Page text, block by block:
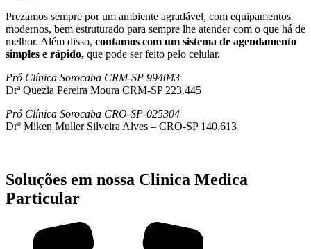
Prezamos sempre por um ambiente agradável, com equipamentos
modernos, bem estruturado para sempre lhe atender com o que há de
melhor. Além disso, contamos com um sistema de agendamento
simples e rápido, que pode ser feito pelo celular.
Pró Clínica Sorocaba CRM-SP 994043
Drª Quezia Pereira Moura CRM-SP 223.445
Pró Clínica Sorocaba CRO-SP-025304
Drº Miken Muller Silveira Alves – CRO-SP 140.613
Soluções em nossa Clinica Medica
Particular